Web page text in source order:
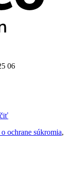
06
ochrane súkromia,